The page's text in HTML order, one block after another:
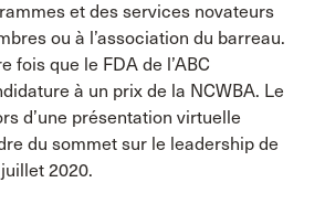
et des services novateurs
ou à l’association du barreau.
fois que le FDA de l’ABC
à un prix de la NCWBA. Le
d’une présentation virtuelle
du sommet sur le leadership de
2020.